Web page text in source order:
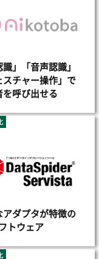
識」「音声認識」
スチャー操作」で
を呼び出せる
アダプタが特徴の
トウェア